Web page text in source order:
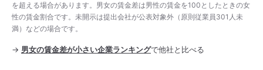
を超える場合があります。男女の賃金差は男性の賃金を100としたときの女
性の賃金割合です。未開示は提出会社が公表対象外（原則従業員301人未
満）などの場合です。
→ 男女の賃金差が小さい企業ランキングで他社と比べる